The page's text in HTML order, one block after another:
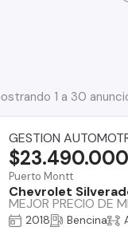
1 a 30
GESTION
Puerto Montt
Chevrolet
MEJOR PRECIO DE
$23.490.000
2018 Bencina